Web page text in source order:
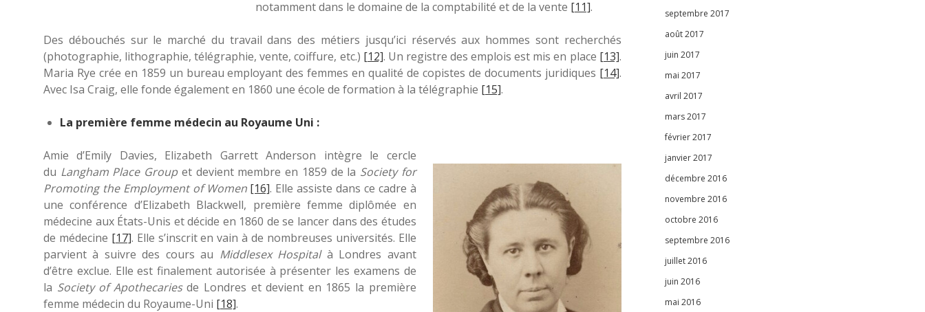
notamment dans le domaine de la comptabilité et de la vente [11].
Des débouchés sur le marché du travail dans des métiers jusqu’ici réservés aux hommes sont recherchés
(photographie, lithographie, télégraphie, vente, coiffure, etc.) [12]. Un registre des emplois est mis en place [13].
Maria Rye crée en 1859 un bureau employant des femmes en qualité de copistes de documents juridiques [14].
Avec Isa Craig, elle fonde également en 1860 une école de formation à la télégraphie [15].
La première femme médecin au Royaume Uni :
Amie d’Emily Davies, Elizabeth Garrett Anderson intègre le cercle
du Langham Place Group et devient membre en 1859 de la Society for
Promoting the Employment of Women [16]. Elle assiste dans ce cadre à
une conférence d’Elizabeth Blackwell, première femme diplômée en
médecine aux États-Unis et décide en 1860 de se lancer dans des études
de médecine [17]. Elle s’inscrit en vain à de nombreuses universités. Elle
parvient à suivre des cours au Middlesex Hospitalà Londres avant
d’être exclue. Elle est finalement autorisée à présenter les examens de
la Society of Apothecariesde Londres etdevient en 1865 la première
femme médecin du Royaume-Uni [18].
septembre 2017
août 2017
juin 2017
mai 2017
avril 2017
mars 2017
février 2017
janvier 2017
décembre 2016
novembre 2016
octobre 2016
septembre 2016
juillet 2016
juin 2016
mai 2016